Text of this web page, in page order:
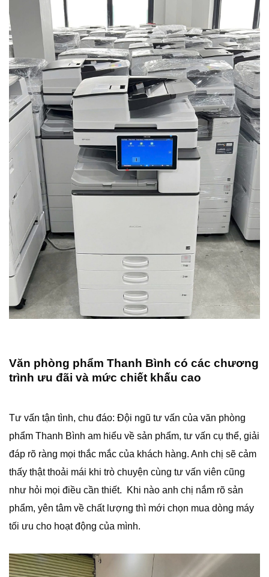
Văn phòng phẩm Thanh Bình có các chương
trình ưu đãi và mức chiết khấu cao
Tư vấn tận tình, chu đáo: Đội ngũ tư vấn của văn phòng
phẩm Thanh Bình am hiểu về sản phẩm, tư vấn cụ thể, giải
đáp rõ ràng mọi thắc mắc của khách hàng. Anh chị sẽ cảm
thấy thật thoải mái khi trò chuyện cùng tư vấn viên cũng
như hỏi mọi điều cần thiết. Khi nào anh chị nắm rõ sản
phẩm, yên tâm về chất lượng thì mới chọn mua dòng máy
tối ưu cho hoạt động của mình.